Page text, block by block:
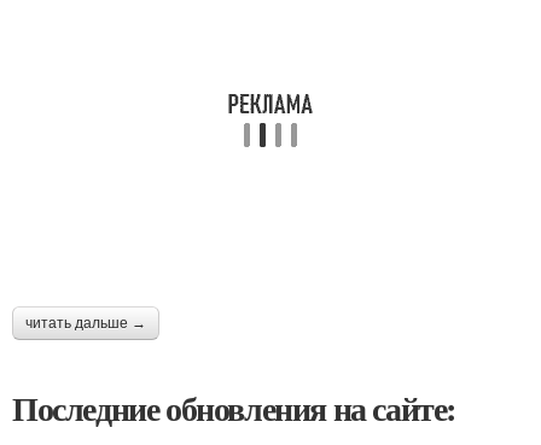
читать дальше →
Последние обновления на сайте: